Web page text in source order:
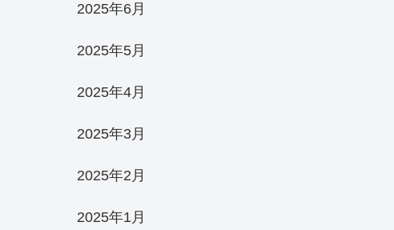
2025年6月
2025年5月
2025年4月
2025年3月
2025年2月
2025年1月